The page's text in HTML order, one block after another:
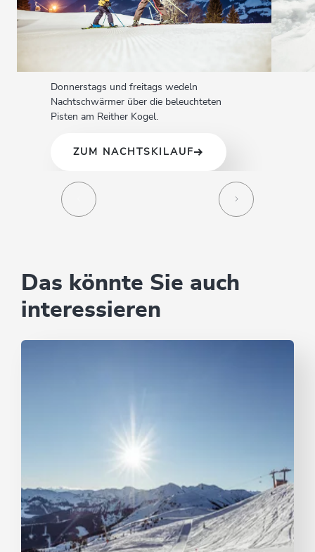
Donnerstags und freitags wedeln
Nachtschwärmer über die beleuchteten
Pisten am Reither Kogel.
ZUM NACHTSKILAUF
Das könnte Sie auch
interessieren